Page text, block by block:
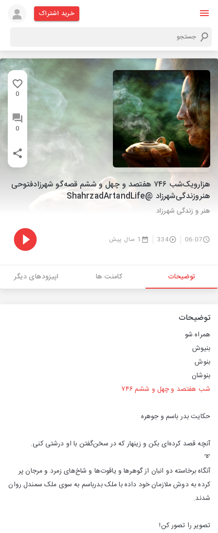
خرید اشتراک
0
0
هزارویک‌شب ۷۴۶ هفتصد و چهل و ششم قصه‌گو شهرزاد‌فتوحی
هنر‌و‌زندگی‌شهرزاد @ShahrzadArtandLife
هنر و زندگی شهرزاد
06:07
334 1 سال پیش
توضیحات کامنت ها اپیزودهای دیگر
توضیحات
همراه‌ شو
بنیوش
بنوش
بنوشان
شب هفتصد و چهل و ششم ۷۴۶
حکایت بدر باسم و جوهره
آنچه قصد کرده‌ای بکن و زینهار که در سخن‌گفتن با او درشتی کنی.
➰
آنگاه برخاسته دو انبان از گوهر‌ها و یاقوت‌ها و شاخ‌های زمرد و مرجان پر
کرده به دوش ملازمان خود داده با ملک بدر‌باسم به سوی ملک سمندل روان
شدند.
تصویر را تصور کن!